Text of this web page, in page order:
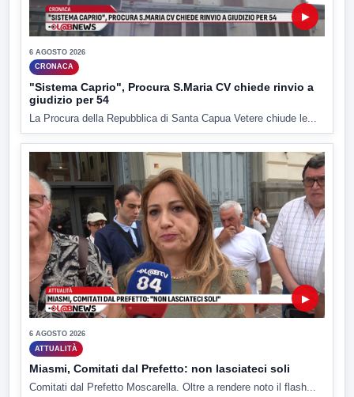
▶
6 AGOSTO 2026
CRONACA
"Sistema Caprio", Procura S.Maria CV chiede rinvio a
giudizio per 54
La Procura della Repubblica di Santa Capua Vetere chiude le...
▶
6 AGOSTO 2026
ATTUALITÀ
Miasmi, Comitati dal Prefetto: non lasciateci soli
Comitati dal Prefetto Moscarella. Oltre a rendere noto il flash...